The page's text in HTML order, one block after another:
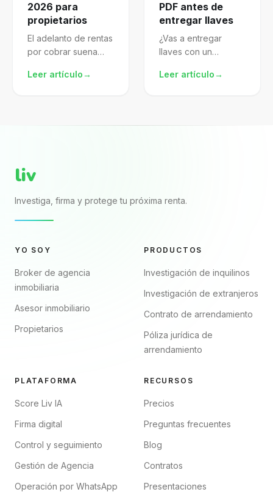
2026 para
propietarios
El adelanto de rentas
por cobrar suena
gestionado te
Leer artículo→
PDF antes de
entregar llaves
¿Vas a entregar
llaves con un
descargado de
Leer artículo→
liv
Investiga, firma y protege tu próxima renta.
YO SOY
Broker de agencia
inmobiliaria
Asesor inmobiliario
Propietarios
PRODUCTOS
Investigación de inquilinos
Investigación de extranjeros
Contrato de arrendamiento
Póliza jurídica de
arrendamiento
PLATAFORMA
Score Liv IA
Firma digital
Control y seguimiento
Gestión de Agencia
Operación por WhatsApp
RECURSOS
Precios
Preguntas frecuentes
Blog
Contratos
Presentaciones